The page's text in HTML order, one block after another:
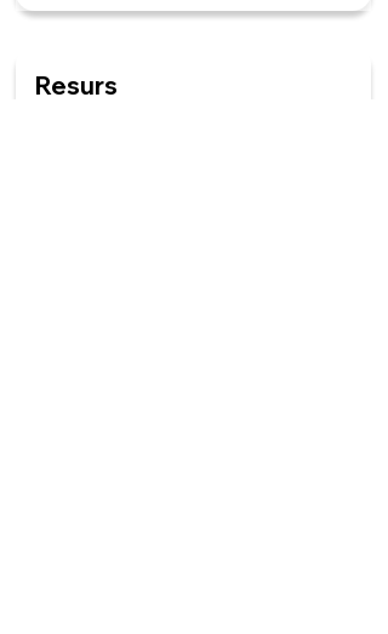
Resurs